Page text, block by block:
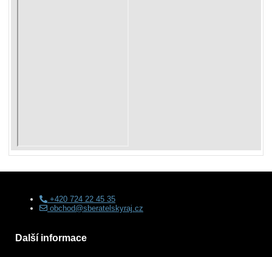
+420 724 22 45 35
obchod@sberatelskyraj.cz
Další informace